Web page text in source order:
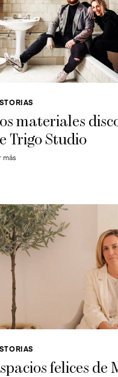
materiales
Trigo Studio
más
felices de